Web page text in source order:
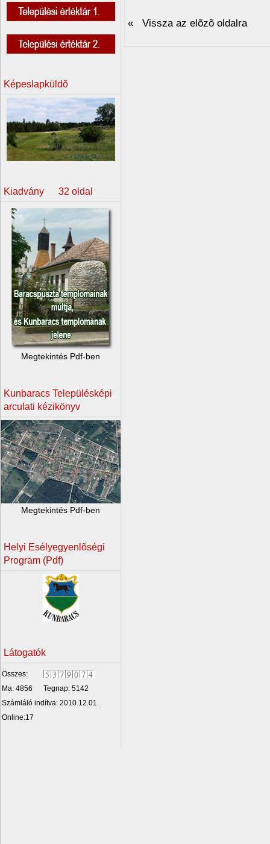
Képeslapküldõ
Kiadvány 32 oldal
Megtekintés Pdf-ben
Kunbaracs Településképi
arculati kézikönyv
Megtekintés Pdf-ben
Helyi Esélyegyenlõségi
Program (Pdf)
Látogatók
Összes:
Ma: 4856
Tegnap: 5142
Számláló indítva: 2010.12.01.
Online:17
« Vissza az elõzõ oldalra